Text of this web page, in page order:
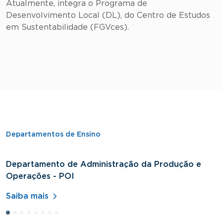
Atualmente, integra o Programa de
Desenvolvimento Local (DL), do Centro de Estudos
em Sustentabilidade (FGVces).
Departamentos de Ensino
Departamento de Administração da Produção e
Operações - POI
Saiba mais